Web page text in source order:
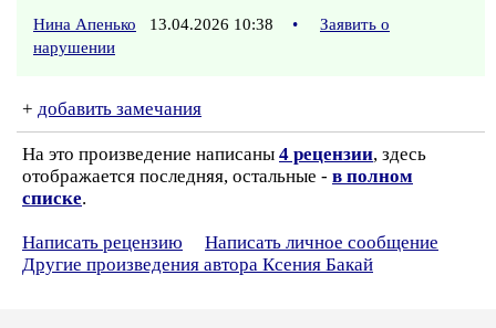
Нина Апенько 13.04.2026 10:38 •
Заявить о
нарушении
+ добавить замечания
На это произведение написаны 4 рецензии, здесь
отображается последняя, остальные - в полном
списке.
Написать рецензию
Написать личное сообщение
Другие произведения автора Ксения Бакай